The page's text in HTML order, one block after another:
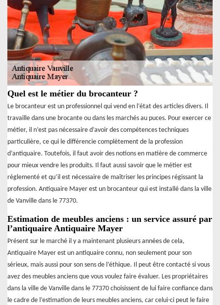
Quel est le métier du brocanteur ?
Le brocanteur est un professionnel qui vend en l’état des articles divers. Il
travaille dans une brocante ou dans les marchés au puces. Pour exercer ce
métier, il n’est pas nécessaire d’avoir des compétences techniques
particulière, ce qui le différencie complètement de la profession
d’antiquaire. Toutefois, il faut avoir des notions en matière de commerce
pour mieux vendre les produits. Il faut aussi savoir que le métier est
réglementé et qu’il est nécessaire de maîtriser les principes régissant la
profession. Antiquaire Mayer est un brocanteur qui est installé dans la ville
de Vanville dans le 77370.
Estimation de meubles anciens : un service assuré par
l’antiquaire Antiquaire Mayer
Présent sur le marché il y a maintenant plusieurs années de cela,
Antiquaire Mayer est un antiquaire connu, non seulement pour son
sérieux, mais aussi pour son sens de l’éthique. Il peut être contacté si vous
avez des meubles anciens que vous voulez faire évaluer. Les propriétaires
dans la ville de Vanville dans le 77370 choisissent de lui faire confiance dans
le cadre de l’estimation de leurs meubles anciens, car celui-ci peut le faire